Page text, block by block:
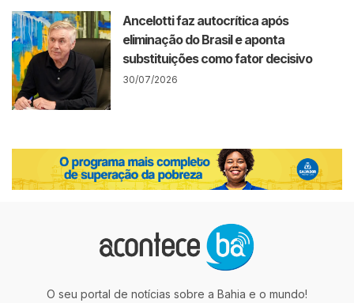
Ancelotti faz autocrítica após
eliminação do Brasil e aponta
substituições como fator decisivo
30/07/2026
O seu portal de notícias sobre a Bahia e o mundo!